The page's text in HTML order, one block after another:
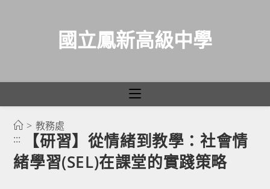
國立鳳新高級中學
> 教務處
:::
【研習】從情緒到教學：社會情
緒學習(SEL)在課堂的實踐策略